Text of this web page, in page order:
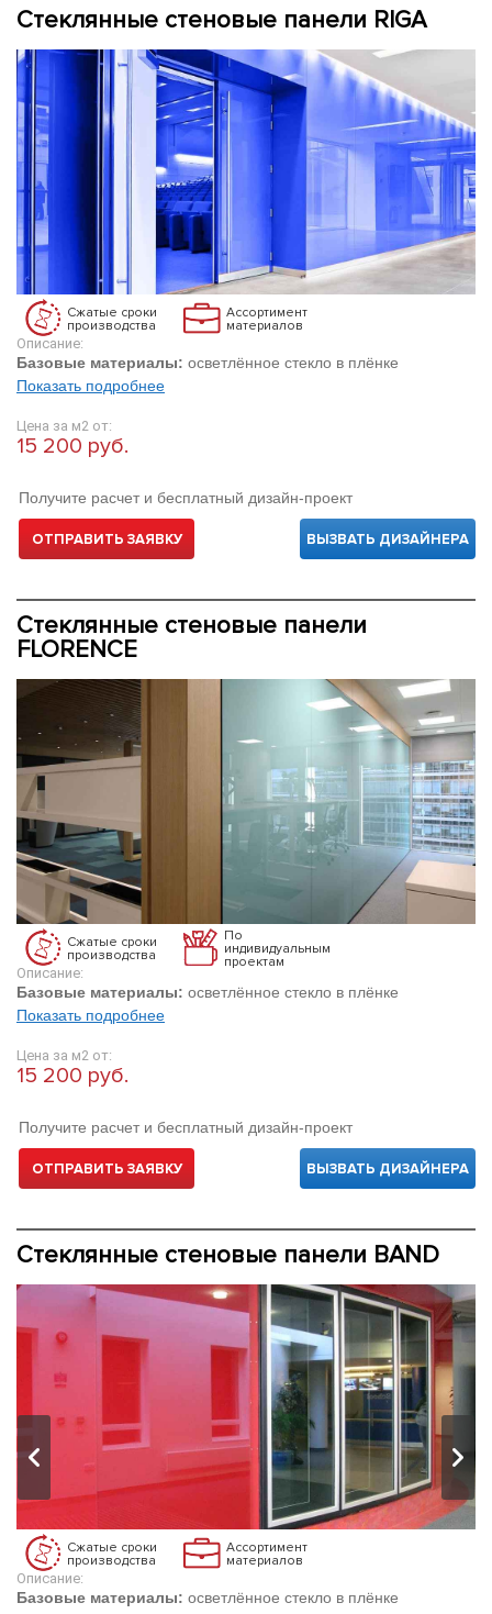
Стеклянные стеновые панели RIGA
Сжатые сроки
производства
Ассортимент
материалов
Описание:
Базовые материалы: осветлённое стекло в плёнке
Показать подробнее
Цена за м2 от:
15 200 руб.
Получите расчет и бесплатный дизайн-проект
ОТПРАВИТЬ ЗАЯВКУ ВЫЗВАТЬ ДИЗАЙНЕРА
Стеклянные стеновые панели
FLORENCE
Сжатые сроки
производства
По
индивидуальным
проектам
Описание:
Базовые материалы: осветлённое стекло в плёнке
Показать подробнее
Цена за м2 от:
15 200 руб.
Получите расчет и бесплатный дизайн-проект
ОТПРАВИТЬ ЗАЯВКУ ВЫЗВАТЬ ДИЗАЙНЕРА
Стеклянные стеновые панели BAND
Сжатые сроки
производства
Ассортимент
материалов
Описание:
Базовые материалы: осветлённое стекло в плёнке